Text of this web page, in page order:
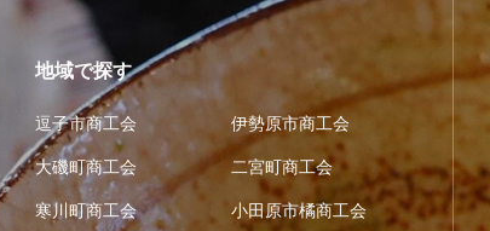
地域で探す
逗子市商工会 伊勢原市商工会
大磯町商工会 二宮町商工会
寒川町商工会 小田原市橘商工会